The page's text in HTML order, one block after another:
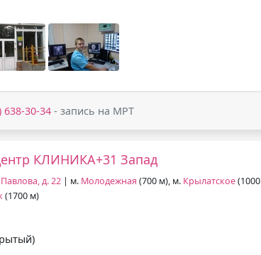
638-30-34 - запись на МРТ
КЛИНИКА+31 Запад
д. 22 | м. Молодежная (700 м), м. Крылатское(1000
(1700 м)